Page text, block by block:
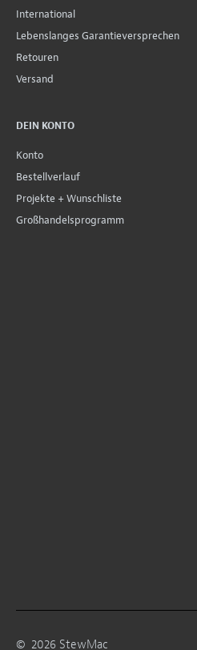
International
Lebenslanges Garantieversprechen
Retouren
Versand
DEIN KONTO
Konto
Bestellverlauf
Projekte + Wunschliste
Großhandelsprogramm
© 2026 StewMac